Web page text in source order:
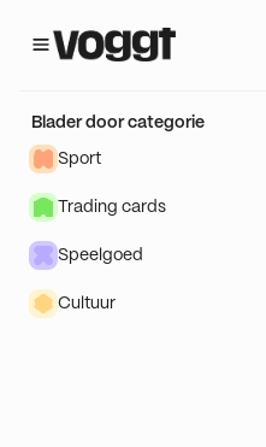
Blader door categorie
Sport
Trading cards
Speelgoed
Cultuur